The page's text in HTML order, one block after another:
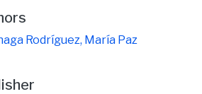
Rodríguez, María Paz